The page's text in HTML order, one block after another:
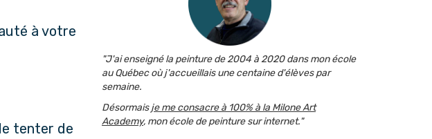
à votre
tenter de
"J'ai enseigné la peinture de 2004 à 2020 dans mon école
au Québec où j'accueillais une centaine d'élèves par
semaine.
Désormaisje me consacre à 100% à la Milone Art
Academy, mon école de peinture sur internet."